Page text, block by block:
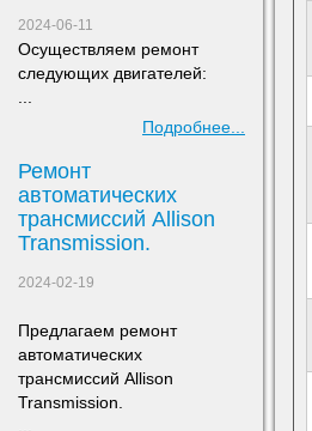
2024-06-11
Осуществляем ремонт
следующих двигателей:
Подробнее...
Ремонт
автоматических
трансмиссий Allison
Transmission.
2024-02-19
Предлагаем ремонт
автоматических
трансмиссий Allison
Transmission.